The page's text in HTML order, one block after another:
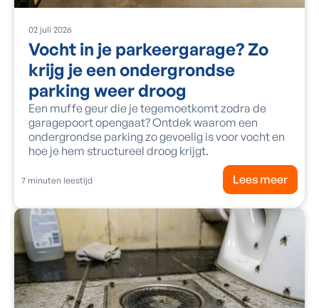
02 juli 2026
Vocht in je parkeergarage? Zo
krijg je een ondergrondse
parking weer droog
Een muffe geur die je tegemoetkomt zodra de
garagepoort opengaat? Ontdek waarom een
ondergrondse parking zo gevoelig is voor vocht en
hoe je hem structureel droog krijgt.
7 minuten leestijd Lees meer